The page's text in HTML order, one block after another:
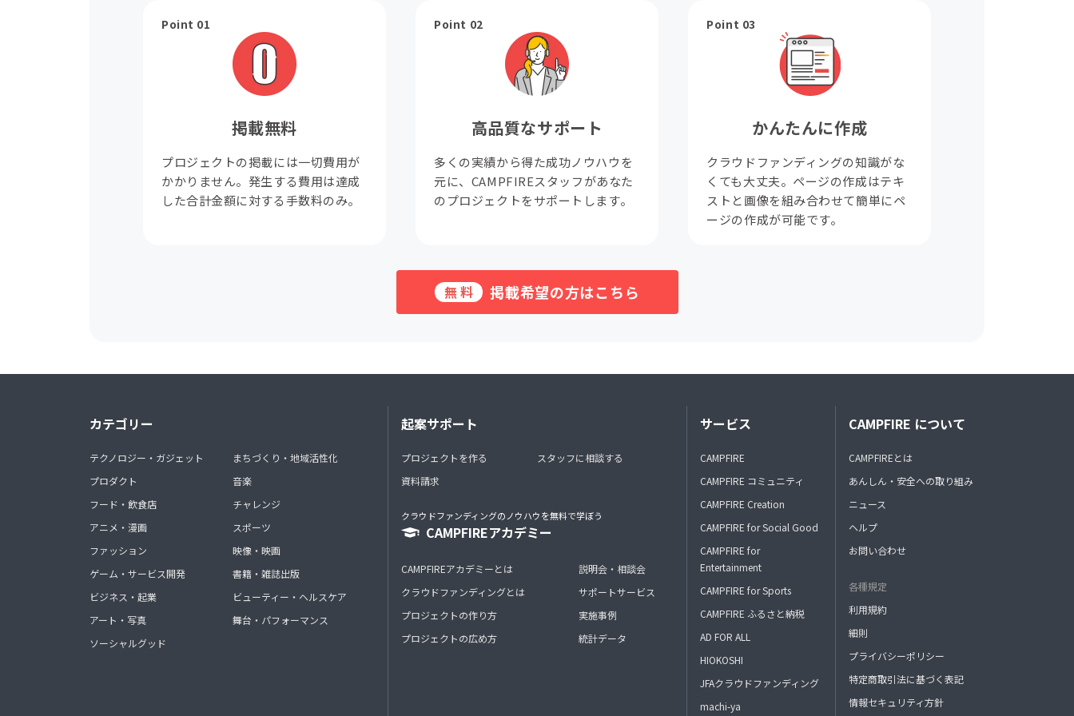
Point 01
掲載無料
プロジェクトの掲載には一切費用が
かかりません。発生する費用は達成
した合計金額に対する手数料のみ。
Point 02
高品質なサポート
多くの実績から得た成功ノウハウを
元に、CAMPFIREスタッフがあなた
のプロジェクトをサポートします。
Point 03
かんたんに作成
クラウドファンディングの知識がな
くても大丈夫。ページの作成はテキ
ストと画像を組み合わせて簡単にペ
ージの作成が可能です。
無料 掲載希望の方はこちら
カテゴリー
テクノロジー・ガジェット
プロダクト
フード・飲食店
アニメ・漫画
ファッション
ゲーム・サービス開発
ビジネス・起業
アート・写真
ソーシャルグッド
まちづくり・地域活性化
音楽
チャレンジ
スポーツ
映像・映画
書籍・雑誌出版
ビューティー・ヘルスケア
舞台・パフォーマンス
起案サポート
プロジェクトを作る
資料請求
スタッフに相談する
クラウドファンディングのノウハウを無料で学ぼう
CAMPFIREアカデミー
CAMPFIREアカデミーとは
クラウドファンディングとは
プロジェクトの作り方
プロジェクトの広め方
説明会・相談会
サポートサービス
実施事例
統計データ
サービス
CAMPFIRE
CAMPFIRE コミュニティ
CAMPFIRE Creation
CAMPFIRE for Social Good
CAMPFIRE for
Entertainment
CAMPFIRE for Sports
CAMPFIRE ふるさと納税
AD FOR ALL
HIOKOSHI
JFAクラウドファンディング
machi-ya
CAMPFIRE について
CAMPFIREとは
あんしん・安全への取り組み
ニュース
ヘルプ
お問い合わせ
各種規定
利用規約
細則
プライバシーポリシー
特定商取引法に基づく表記
情報セキュリティ方針